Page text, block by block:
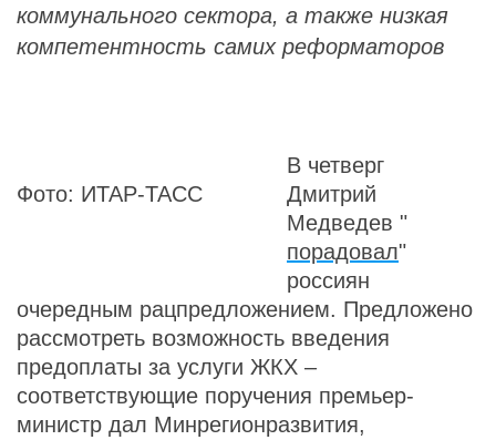
коммунального сектора, а также низкая
компетентность самих реформаторов
Фото: ИТАР-ТАСС
В четверг
Дмитрий
Медведев "
порадовал"
россиян
очередным рацпредложением. Предложено
рассмотреть возможность введения
предоплаты за услуги ЖКХ –
соответствующие поручения премьер-
министр дал Минрегионразвития,